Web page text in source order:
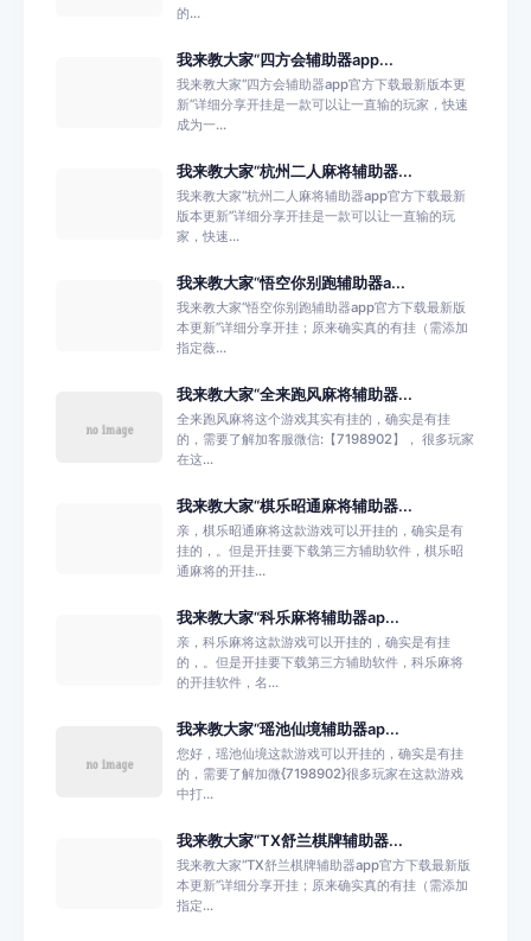
的...
我来教大家“四方会辅助器app...
我来教大家“四方会辅助器app官方下载最新版本更
新”详细分享开挂是一款可以让一直输的玩家，快速
成为一...
我来教大家“杭州二人麻将辅助器...
我来教大家“杭州二人麻将辅助器app官方下载最新
版本更新”详细分享开挂是一款可以让一直输的玩
家，快速...
我来教大家“悟空你别跑辅助器a...
我来教大家“悟空你别跑辅助器app官方下载最新版
本更新”详细分享开挂；原来确实真的有挂（需添加
指定薇...
我来教大家“全来跑风麻将辅助器...
全来跑风麻将这个游戏其实有挂的，确实是有挂
的，需要了解加客服微信:【7198902】， 很多玩家
在这...
我来教大家“棋乐昭通麻将辅助器...
亲，棋乐昭通麻将这款游戏可以开挂的，确实是有
挂的，。但是开挂要下载第三方辅助软件，棋乐昭
通麻将的开挂...
我来教大家“科乐麻将辅助器ap...
亲，科乐麻将这款游戏可以开挂的，确实是有挂
的，。但是开挂要下载第三方辅助软件，科乐麻将
的开挂软件，名...
我来教大家“瑶池仙境辅助器ap...
您好，瑶池仙境这款游戏可以开挂的，确实是有挂
的，需要了解加微{7198902}很多玩家在这款游戏
中打...
我来教大家“TX舒兰棋牌辅助器...
我来教大家“TX舒兰棋牌辅助器app官方下载最新版
本更新”详细分享开挂；原来确实真的有挂（需添加
指定...